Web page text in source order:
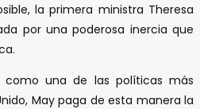
la primera ministra Theresa
por una poderosa inercia que
como una de las políticas más
May paga de esta manera la